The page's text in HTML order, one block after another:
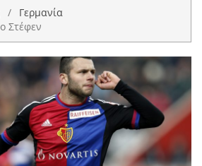
Γερμανία
Στέφεν